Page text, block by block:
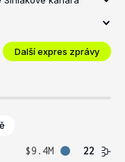
Další expres zprávy
$9.4M
22